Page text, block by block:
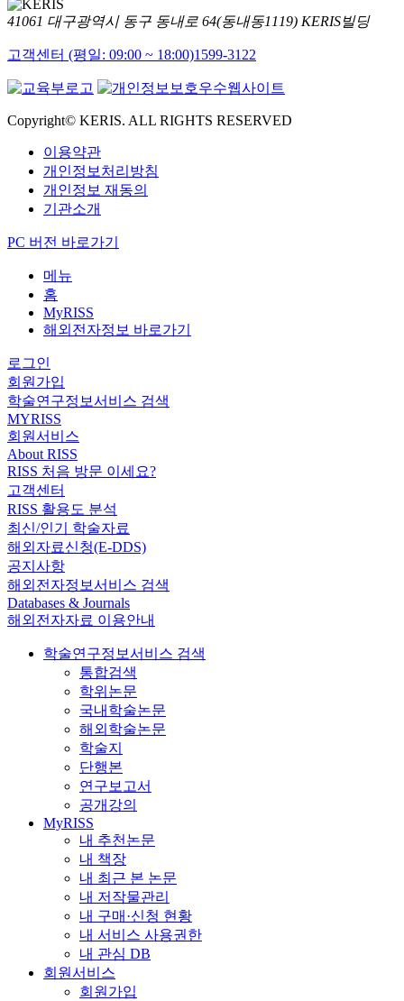
41061 대구광역시 동구 동내로 64(동내동1119) KERIS빌딩
고객센터 (평일: 09:00 ~ 18:00)1599-3122
Copyright© KERIS. ALL RIGHTS RESERVED
이용약관
개인정보처리방침
개인정보 재동의
기관소개
PC 버전 바로가기
메뉴
홈
MyRISS
해외전자정보 바로가기
로그인
회원가입
학술연구정보서비스 검색
MYRISS
회원서비스
About RISS
RISS 처음 방문 이세요?
고객센터
RISS 활용도 분석
최신/인기 학술자료
해외자료신청(E-DDS)
공지사항
해외전자정보서비스 검색
Databases & Journals
해외전자자료 이용안내
학술연구정보서비스 검색
통합검색
학위논문
국내학술논문
해외학술논문
학술지
단행본
연구보고서
공개강의
MyRISS
내 추천논문
내 책장
내 최근 본 논문
내 저작물관리
내 구매·신청 현황
내 서비스 사용권한
내 관심 DB
회원서비스
회원가입